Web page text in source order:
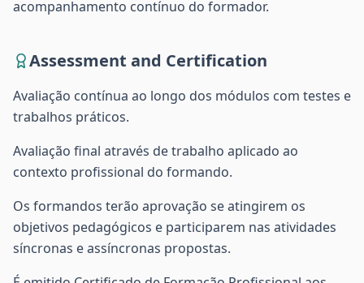
acompanhamento contínuo do formador.
Assessment and Certification
Avaliação contínua ao longo dos módulos com testes e
trabalhos práticos.
Avaliação final através de trabalho aplicado ao
contexto profissional do formando.
Os formandos terão aprovação se atingirem os
objetivos pedagógicos e participarem nas atividades
síncronas e assíncronas propostas.